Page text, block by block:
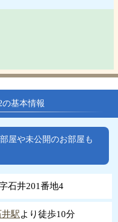
の基本情報
屋や未公開のお部屋も
石井201番地4
井駅より徒歩10分